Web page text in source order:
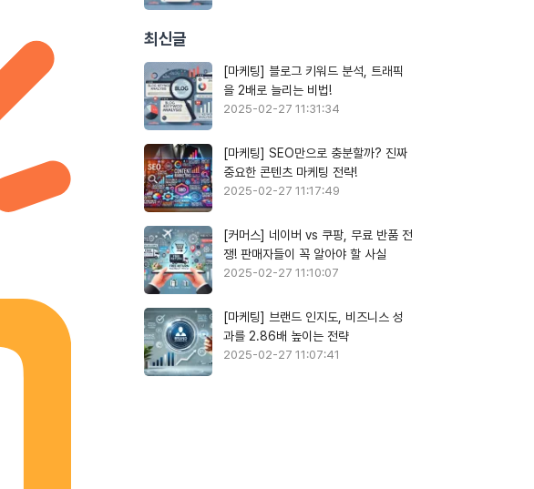
최신글
[마케팅] 블로그 키워드 분석, 트래픽
을 2배로 늘리는 비법!
2025-02-27 11:31:34
[마케팅] SEO만으로 충분할까? 진짜
중요한 콘텐츠 마케팅 전략!
2025-02-27 11:17:49
[커머스] 네이버 vs 쿠팡, 무료 반품 전
쟁! 판매자들이 꼭 알아야 할 사실
2025-02-27 11:10:07
[마케팅] 브랜드 인지도, 비즈니스 성
과를 2.86배 높이는 전략
2025-02-27 11:07:41